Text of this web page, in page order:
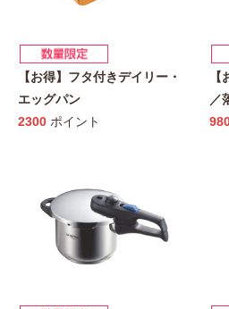
【お得】フタ付きデイリー・
エッグパン
2300 ポイント
／